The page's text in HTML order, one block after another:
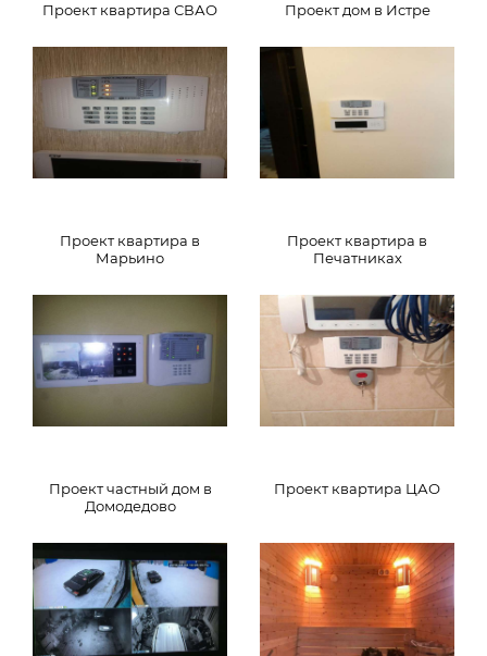
Проект квартира СВАО Проект дом в Истре
Проект квартира в
Марьино
Проект квартира в
Печатниках
Проект частный дом в
Домодедово
Проект квартира ЦАО